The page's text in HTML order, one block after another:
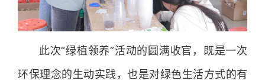
此次“绿植领养”活动的圆满收官，既是一次
环保理念的生动实践，也是对绿色生活方式的有